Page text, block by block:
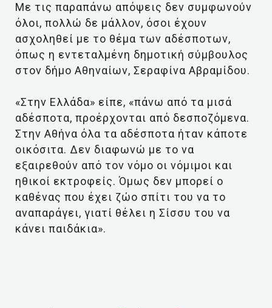
Με τις παραπάνω απόψεις δεν συμφωνούν
όλοι, πολλώ δε μάλλον, όσοι έχουν
ασχοληθεί με το θέμα των αδέσποτων,
όπως η εντεταλμένη δημοτική σύμβουλος
στον δήμο Αθηναίων, Σεραφίνα Αβραμίδου.
«Στην Ελλάδα» είπε, «πάνω από τα μισά
αδέσποτα, προέρχονται από δεσποζόμενα.
Στην Αθήνα όλα τα αδέσποτα ήταν κάποτε
οικόσιτα. Δεν διαφωνώ με το να
εξαιρεθούν από τον νόμο οι νόμιμοι και
ηθικοί εκτροφείς. Όμως δεν μπορεί ο
καθένας που έχει ζώο σπίτι του να το
αναπαράγει, γιατί θέλει η Σίσσυ του να
κάνει παιδάκια».